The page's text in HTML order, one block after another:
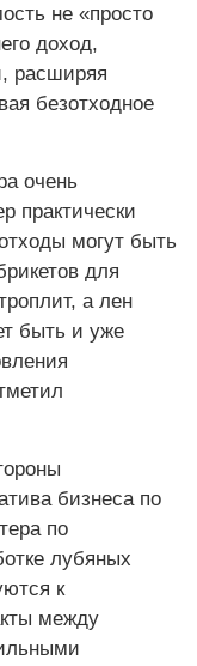
не «просто
доход,
расширяя
безотходное
очень
практически
могут быть
для
а лен
быть и уже
бизнеса по
по
лубяных
к
между